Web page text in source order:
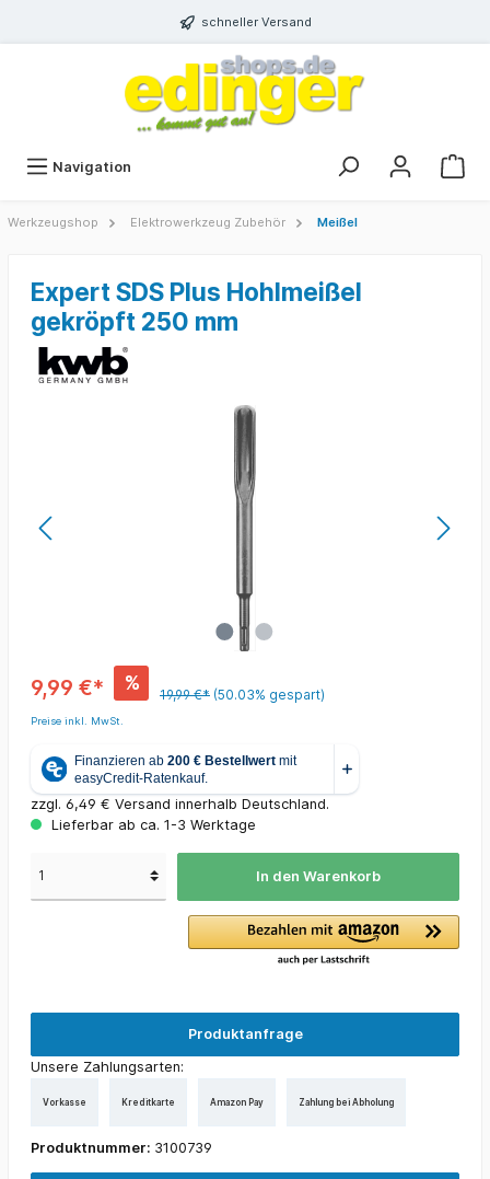
schneller Versand
Navigation
Werkzeugshop Elektrowerkzeug Zubehör Meißel
Expert SDS Plus Hohlmeißel
gekröpft 250 mm
9,99 €* %
19,99 €* (50.03% gespart)
Preise inkl. MwSt.
zzgl. 6,49 € Versand innerhalb Deutschland.
Lieferbar ab ca. 1-3 Werktage
In den Warenkorb
Produktanfrage
Unsere Zahlungsarten:
Vorkasse Kreditkarte Amazon Pay Zahlung bei Abholung
Produktnummer: 3100739